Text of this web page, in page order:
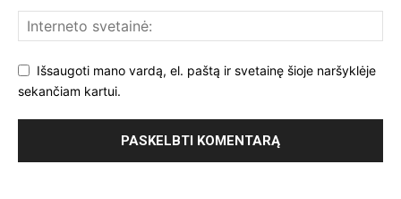
Išsaugoti mano vardą, el. paštą ir svetainę šioje naršyklėje
sekančiam kartui.